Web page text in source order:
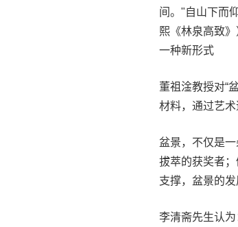
间。"自山下而
熙《林泉高致
一种新形式
董祖淦教授对“
材料，通过艺
盆景，不仅是
拔萃的获奖者
支撑，盆景的
李清斋先生认